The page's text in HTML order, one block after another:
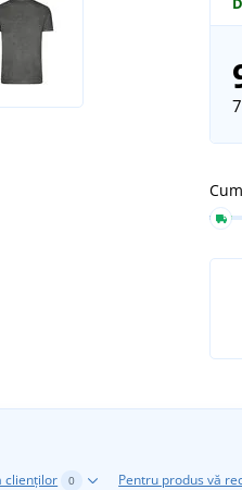
clienților 0 Pentru produs vă